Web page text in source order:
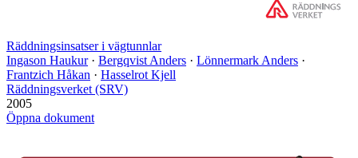
Räddningsinsatser i vägtunnlar
Ingason Haukur · Bergqvist Anders · Lönnermark Anders ·
Frantzich Håkan · Hasselrot Kjell
Räddningsverket (SRV)
2005
Öppna dokument